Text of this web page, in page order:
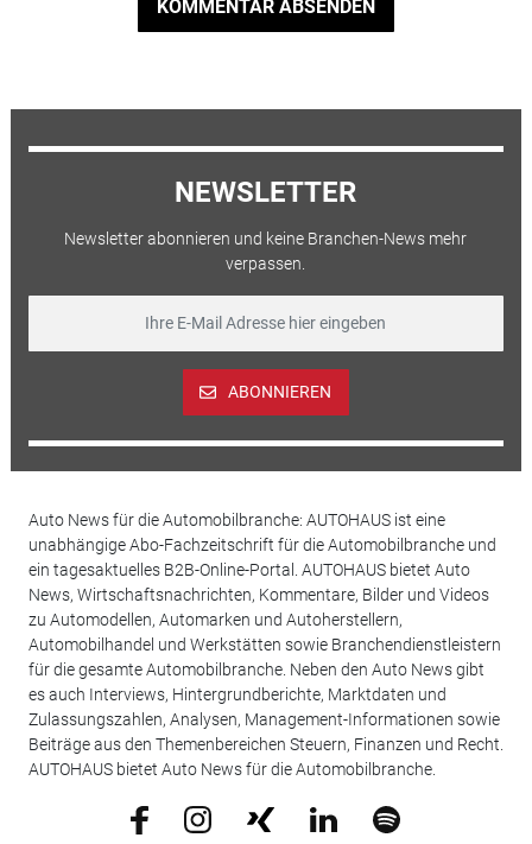
KOMMENTAR ABSENDEN
NEWSLETTER
Newsletter abonnieren und keine Branchen-News mehr
verpassen.
ABONNIEREN
Auto News für die Automobilbranche: AUTOHAUS ist eine
unabhängige Abo-Fachzeitschrift für die Automobilbranche und
ein tagesaktuelles B2B-Online-Portal. AUTOHAUS bietet Auto
News, Wirtschaftsnachrichten, Kommentare, Bilder und Videos
zu Automodellen, Automarken und Autoherstellern,
Automobilhandel und Werkstätten sowie Branchendienstleistern
für die gesamte Automobilbranche. Neben den Auto News gibt
es auch Interviews, Hintergrundberichte, Marktdaten und
Zulassungszahlen, Analysen, Management-Informationen sowie
Beiträge aus den Themenbereichen Steuern, Finanzen und Recht.
AUTOHAUS bietet Auto News für die Automobilbranche.